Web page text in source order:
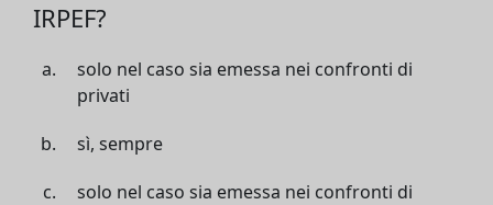
IRPEF?
solo nel caso sia emessa nei confronti di
privati
sì, sempre
solo nel caso sia emessa nei confronti di